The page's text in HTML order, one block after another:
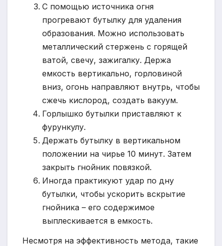
С помощью источника огня
прогревают бутылку для удаления
образования. Можно использовать
металлический стержень с горящей
ватой, свечу, зажигалку. Держа
емкость вертикально, горловиной
вниз, огонь направляют внутрь, чтобы
сжечь кислород, создать вакуум.
Горлышко бутылки приставляют к
фурункулу.
Держать бутылку в вертикальном
положении на чирье 10 минут. Затем
закрыть гнойник повязкой.
Иногда практикуют удар по дну
бутылки, чтобы ускорить вскрытие
гнойника – его содержимое
выплескивается в емкость.
Несмотря на эффективность метода, такие